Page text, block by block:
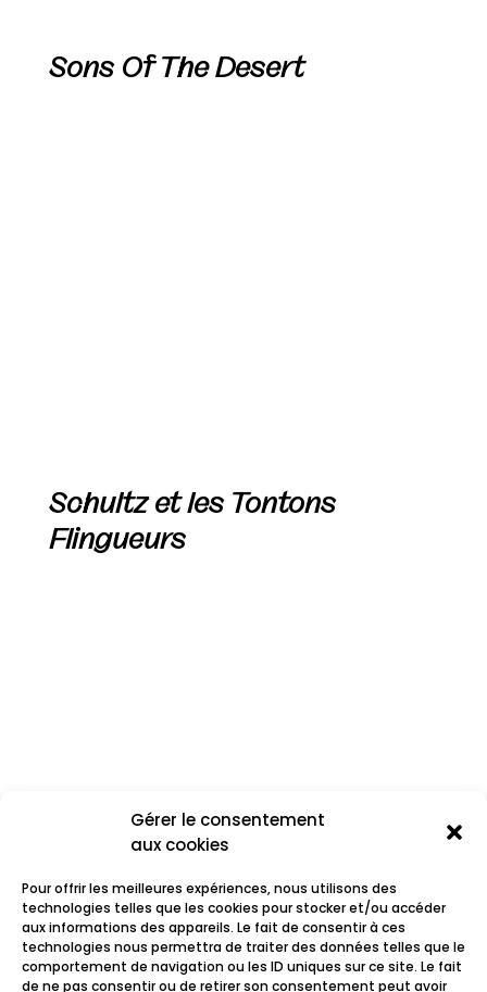
Gérer le consentement
aux cookies
Pour offrir les meilleures expériences, nous utilisons des
technologies telles que les cookies pour stocker et/ou accéder
aux informations des appareils. Le fait de consentir à ces
technologies nous permettra de traiter des données telles que le
comportement de navigation ou les ID uniques sur ce site. Le fait
de ne pas consentir ou de retirer son consentement peut avoir
Sons Of The Desert
Schultz et les Tontons
Flingueurs
Prohibeat